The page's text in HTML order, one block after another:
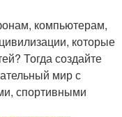
компьютерам,
которые
Тогда создайте
мир с
спортивными